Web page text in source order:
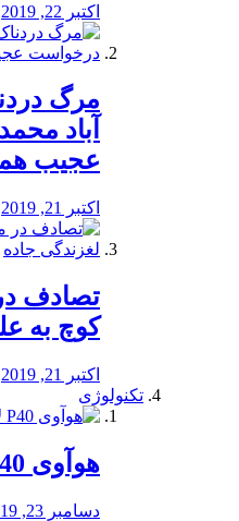
اکتبر 22, 2019
مرگ
آباد
عجیب
اکتبر 21, 2019
تصادف
کوچ به
اکتبر 21, 2019
تکنولوژی
هوآوی P40 لایت احتمالا موبا
دسامبر 23, 2019